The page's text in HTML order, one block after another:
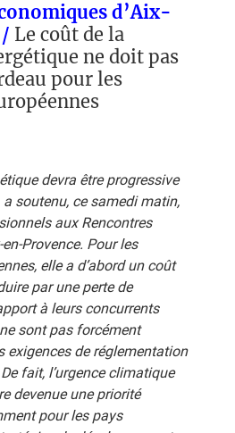
d’Aix-
Le coût de la
ne doit pas
pour les
devra être progressive
soutenu, ce samedi matin,
aux Rencontres
Provence. Pour les
elle a d’abord un coût
par une perte de
à leurs concurrents
sont pas forcément
exigences de réglementation
fait, l’urgence climatique
devenue une priorité
pour les pays